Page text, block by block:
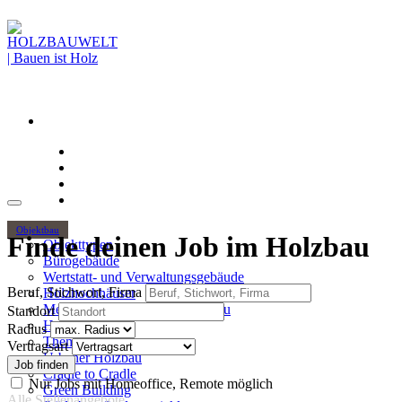
Objektbau
Objekttypen
Bürogebäude
Wertstatt- und Verwaltungsgebäude
Holzhochhäuser
Mehrgeschossiger Wohnungsbau
Hallenbau
Themen
Urbaner Holzbau
Cradle to Cradle
Green Building
Finde deinen Job im Holzbau
Beruf, Stichwort, Firma
Standort
Radius
Vertragsart
Nur Jobs mit Homeoffice, Remote möglich